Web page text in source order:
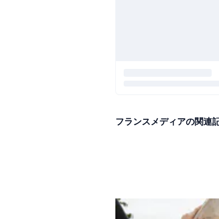
フランスメディアの関連